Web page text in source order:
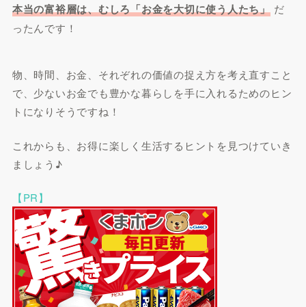
本当の富裕層は、むしろ「お金を大切に使う人たち」 だ
ったんです！
物、時間、お金、それぞれの価値の捉え方を考え直すこと
で、少ないお金でも豊かな暮らしを手に入れるためのヒン
トになりそうですね！
これからも、お得に楽しく生活するヒントを見つけていき
ましょう♪
【PR】